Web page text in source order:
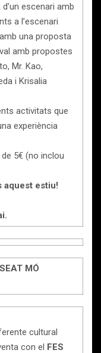
escenari amb
a l’escenari
una proposta
amb propostes
Mr. Kao,
i Krisalia
activitats que
experiència
5€ (no inclou
aquest estiu!
MÓ
cultural
con el FES